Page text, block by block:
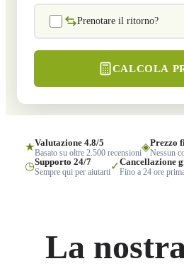
Prenotare il ritorno?
CALCOLA
★Valutazione 4.8/5
Basato su oltre 2.500 recensioni◈Prezzo
Nessun
◷Supporto 24/7
Sempre qui per aiutarti✓Cancellazione
Fino a 24 ore
La